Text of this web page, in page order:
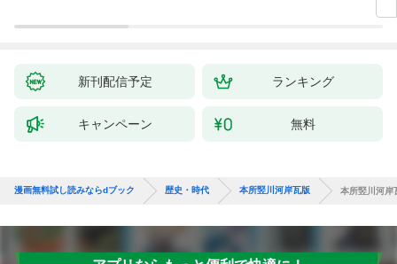
新刊配信予定 ランキング
キャンペーン 無料
漫画無料試し読みならdブック 歴史・時代 本所竪川河岸瓦版 本所竪川河岸